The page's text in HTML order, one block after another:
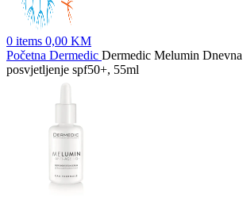
0 items 0,00 KM
Početna Dermedic Dermedic Melumin Dnevna
posvjetljenje spf50+, 55ml